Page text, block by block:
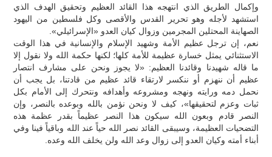
وإكمال الطريق الذي انتهجه هذا القائد العظيم وتحقيق الهدف الذي
استشهد لأجله وهو تحرير القدس والأقصى وكل فلسطين من اليهود
الصهاينة المحتلين المجرمين وزوال كيان العدو «الإسرائيلي».
نعم، إن ترجل عظيم الأمة وشهيد الإسلام والإنسانية في هذا الوقت
الاستثنائي يمثل خسارة عظيمة للأمة كلها؛ لكنها حكمة الله ولا نقول إلا
ما قاله شهيدنا وقائدنا العظيم: «لا يجوز ونحن على مشارف انتصار
عظيم أن ننهزم أو ننكسر لارتقاء قائد عظيم من قادتنا، بل يجب أن
نحمل دمه ورايته ونهجه ومشروعه وأهدافه ونتحرك إلى الأمام بكل
ثبات وعزم لتحقيقها»، كيف لا ونحن نؤمن بالله وبوعده بالنصر، وإن
النصر قادم وبعون الله سيكون هذا النصر عظيماً بقدر عظمة هذه
التضحيات العظيمة، وسيبقى القائد نصر الله حياً عند الله وباقياً فينا وفي
أبناء أمته وكيان العدو إلى زوال وعد الله ولن يخلف الله وعده.